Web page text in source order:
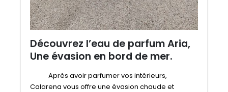
Découvrez l’eau de parfum Aria,
Une évasion en bord de mer.
Après avoir parfumer vos intérieurs,
Calarena vous offre une évasion chaude et